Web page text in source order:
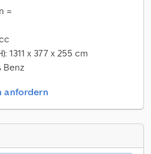
=
1311 x 377 x 255 cm
Benz
anfordern